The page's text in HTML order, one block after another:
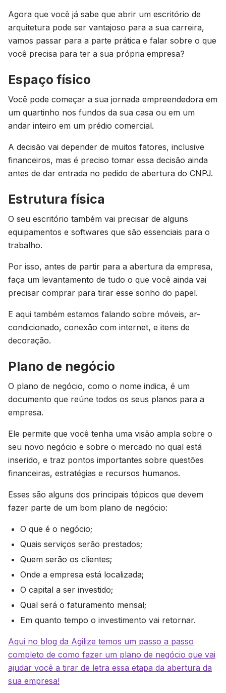
Agora que você já sabe que abrir um escritório de
arquitetura pode ser vantajoso para a sua carreira,
vamos passar para a parte prática e falar sobre o que
você precisa para ter a sua própria empresa?
Espaço físico
Você pode começar a sua jornada empreendedora em
um quartinho nos fundos da sua casa ou em um
andar inteiro em um prédio comercial.
A decisão vai depender de muitos fatores, inclusive
financeiros, mas é preciso tomar essa decisão ainda
antes de dar entrada no pedido de abertura do CNPJ.
Estrutura física
O seu escritório também vai precisar de alguns
equipamentos e softwares que são essenciais para o
trabalho.
Por isso, antes de partir para a abertura da empresa,
faça um levantamento de tudo o que você ainda vai
precisar comprar para tirar esse sonho do papel.
E aqui também estamos falando sobre móveis, ar-
condicionado, conexão com internet, e itens de
decoração.
Plano de negócio
O plano de negócio, como o nome indica, é um
documento que reúne todos os seus planos para a
empresa.
Ele permite que você tenha uma visão ampla sobre o
seu novo negócio e sobre o mercado no qual está
inserido, e traz pontos importantes sobre questões
financeiras, estratégias e recursos humanos.
Esses são alguns dos principais tópicos que devem
fazer parte de um bom plano de negócio:
O que é o negócio;
Quais serviços serão prestados;
Quem serão os clientes;
Onde a empresa está localizada;
O capital a ser investido;
Qual será o faturamento mensal;
Em quanto tempo o investimento vai retornar.
Aqui no blog da Agilize temos um passo a passo
completo de como fazer um plano de negócio que vai
ajudar você a tirar de letra essa etapa da abertura da
sua empresa!